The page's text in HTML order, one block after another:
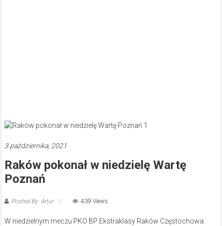
3 października, 2021
Raków pokonał w niedzielę Wartę
Poznań
Posted By: Artur 439 Views
W niedzielnym meczu PKO BP Ekstraklasy Raków Częstochowa